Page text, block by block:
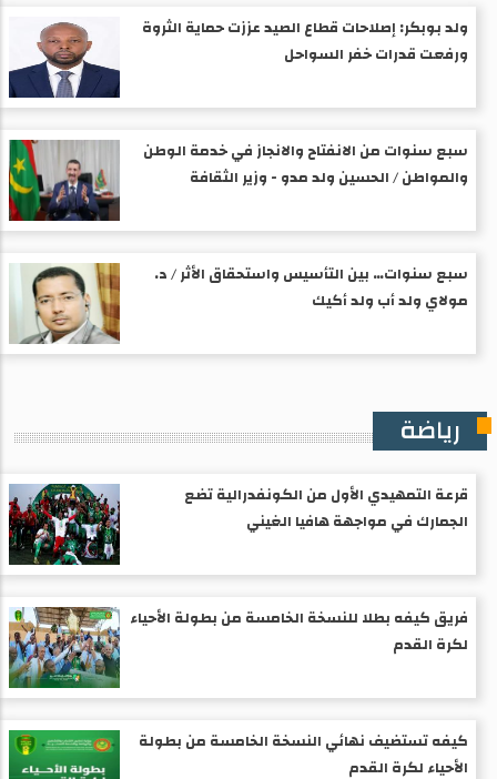
ولد بوبكر: إصلاحات قطاع الصيد عززت حماية الثروة
ورفعت قدرات خفر السواحل
سبع سنوات من الانفتاح والانجاز في خدمة الوطن
والمواطن / الحسين ولد مدو - وزير الثقافة
سبع سنوات… بين التأسيس واستحقاق الأثر / د.
مولاي ولد أب ولد أكيك
رياضة
قرعة التمهيدي الأول من الكونفدرالية تضع
الجمارك في مواجهة هافيا الغيني
فريق كيفه بطلا للنسخة الخامسة من بطولة الأحياء
لكرة القدم
كيفه تستضيف نهائي النسخة الخامسة من بطولة
الأحياء لكرة القدم